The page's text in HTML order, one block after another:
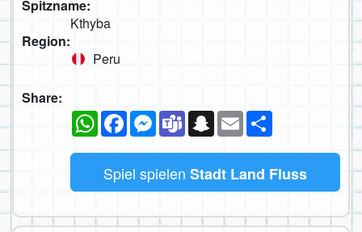
Spitzname:
Kthyba
Region:
Peru
Share:
WhatsAppFacebookMessenger
TeamsSnapchat
Email
Spiel spielen Stadt Land Fluss